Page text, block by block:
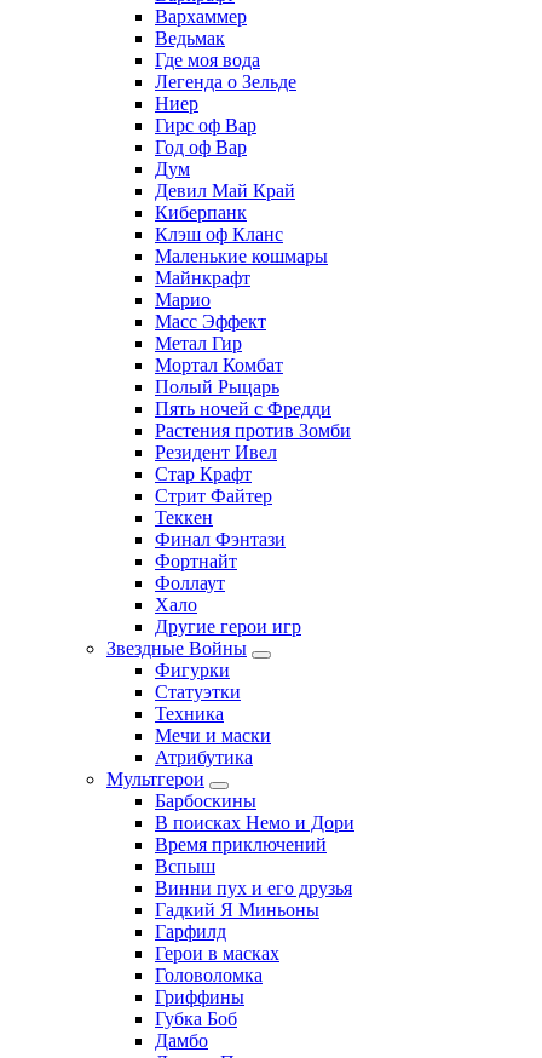
Вархаммер
Ведьмак
Где моя вода
Легенда о Зельде
Ниер
Гирс оф Вар
Год оф Вар
Дум
Девил Май Край
Киберпанк
Клэш оф Кланс
Маленькие кошмары
Майнкрафт
Марио
Масс Эффект
Метал Гир
Мортал Комбат
Полый Рыцарь
Пять ночей с Фредди
Растения против Зомби
Резидент Ивел
Стар Крафт
Стрит Файтер
Теккен
Финал Фэнтази
Фортнайт
Фоллаут
Хало
Другие герои игр
Звездные Войны
Фигурки
Статуэтки
Техника
Мечи и маски
Атрибутика
Мультгерои
Барбоскины
В поисках Немо и Дори
Время приключений
Вспыш
Винни пух и его друзья
Гадкий Я Миньоны
Гарфилд
Герои в масках
Головоломка
Гриффины
Губка Боб
Дамбо